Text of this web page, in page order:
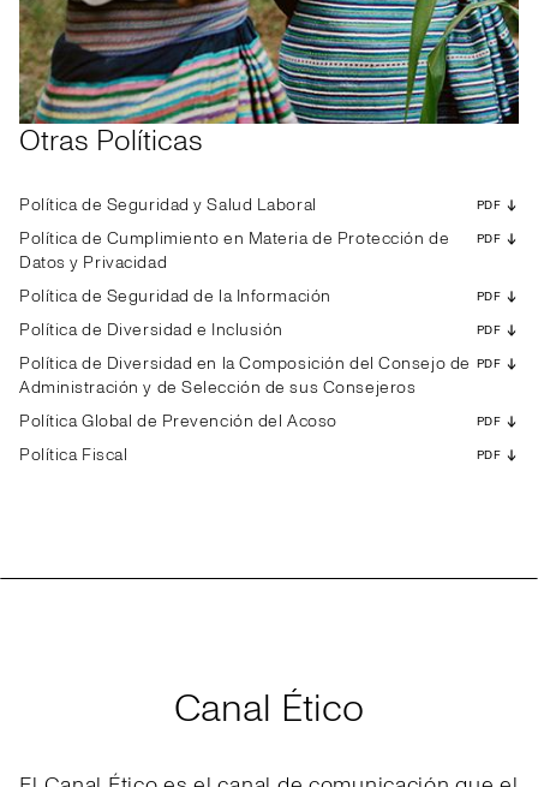
Otras Políticas
Política de Seguridad y Salud Laboral PDF
Política de Cumplimiento en Materia de Protección de
Datos y Privacidad
PDF
Política de Seguridad de la Información PDF
Política de Diversidad e Inclusión PDF
Política de Diversidad en la Composición del Consejo de
Administración y de Selección de sus Consejeros
PDF
Política Global de Prevención del Acoso PDF
Política Fiscal PDF
Canal Ético